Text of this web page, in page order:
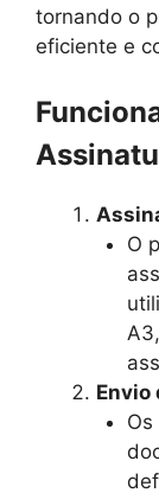
tornando o
eficiente e
O
Envio